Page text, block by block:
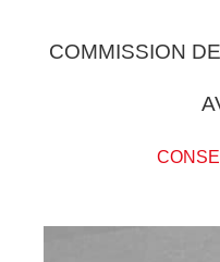
COMMISSION